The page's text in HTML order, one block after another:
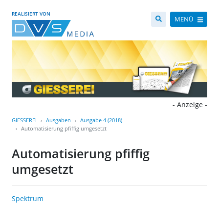
REALISIERT VON
MENÜ
- Anzeige -
GIESSEREI Ausgaben
Ausgabe 4 (2018)
Automatisierung pfiffig umgesetzt
Automatisierung pfiffig
umgesetzt
Spektrum